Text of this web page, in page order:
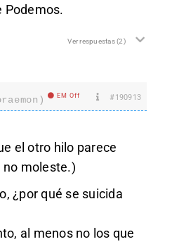
Podemos.
Ver respuestas(2)
EM Off #190913
el otro hilo parece
no moleste.)
¿por qué se suicida
al menos no los que